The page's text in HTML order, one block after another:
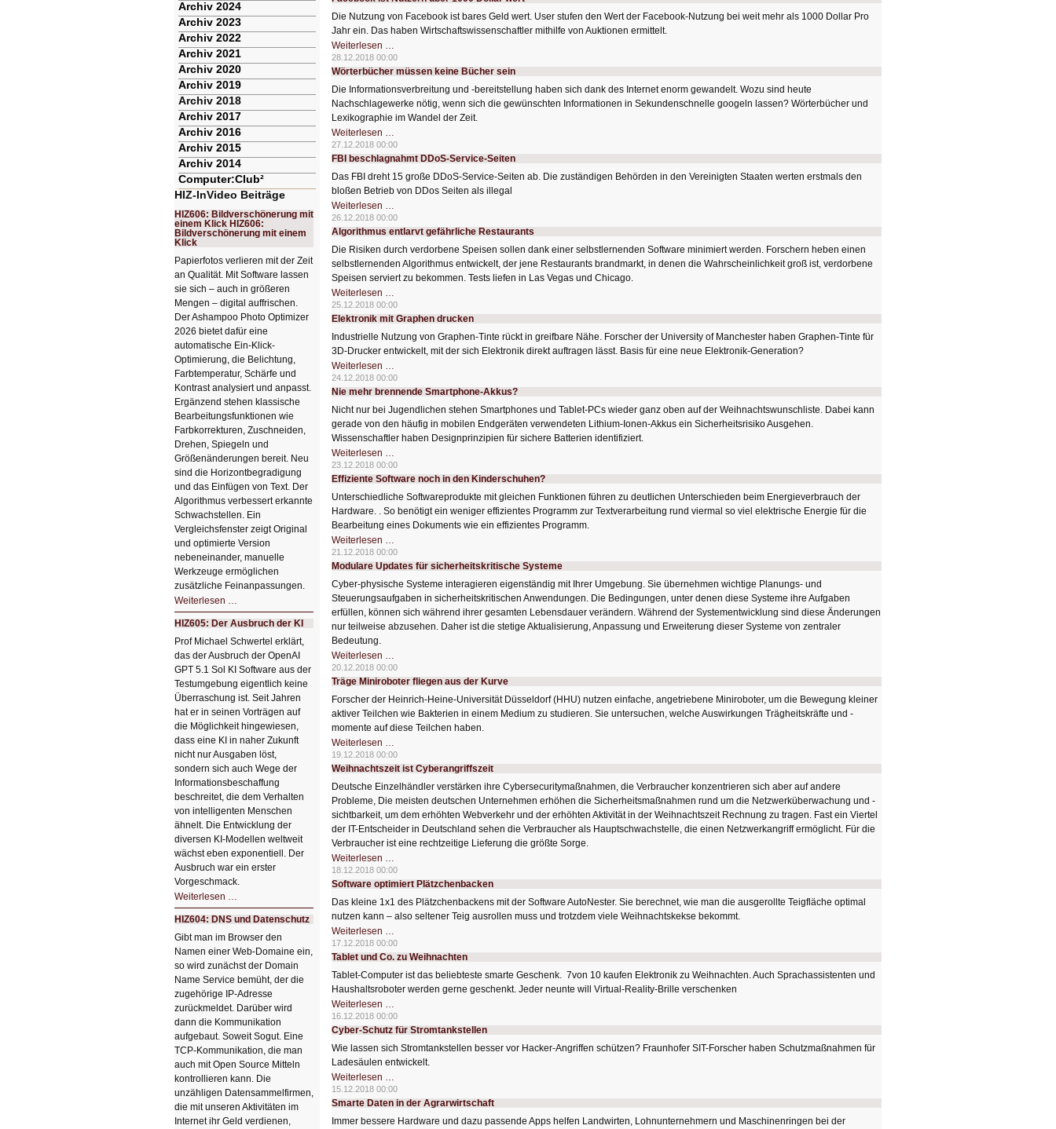
müssen
Die Nutzung von Facebook ist bares Geld wert. User stufen den Wert der Facebook-Nutzung bei weit mehr als 1000 Dollar Pro
Jahr ein. Das haben Wirtschaftswissenschaftler mithilfe von Auktionen ermittelt.
Weiterlesen …
ist
Nutzern
über
Dollar
wert
28.12.2018 00:00
Wörterbücher müssen keine Bücher sein
Die Informationsverbreitung und -bereitstellung haben sich dank des Internet enorm gewandelt. Wozu sind heute
Nachschlagewerke nötig, wenn sich die gewünschten Informationen in Sekundenschnelle googeln lassen? Wörterbücher und
Lexikographie im Wandel der Zeit.
Weiterlesen …
müssen
keine
Bücher
27.12.2018 00:00
FBI beschlagnahmt DDoS-Service-Seiten
Das FBI dreht 15 große DDoS-Service-Seiten ab. Die zuständigen Behörden in den Vereinigten Staaten werten erstmals den
bloßen Betrieb von DDos Seiten als illegal
Weiterlesen …
beschlagnahmt
DDoS-
Service-
26.12.2018 00:00
Algorithmus entlarvt gefährliche Restaurants
Die Risiken durch verdorbene Speisen sollen dank einer selbstlernenden Software minimiert werden. Forschern heben einen
selbstlernenden Algorithmus entwickelt, der jene Restaurants brandmarkt, in denen die Wahrscheinlichkeit groß ist, verdorbene
Speisen serviert zu bekommen. Tests liefen in Las Vegas und Chicago.
Weiterlesen …
entlarvt
gefährliche
Restaurants
25.12.2018 00:00
Elektronik mit Graphen drucken
Industrielle Nutzung von Graphen-Tinte rückt in greifbare Nähe. Forscher der University of Manchester haben Graphen-Tinte für
3D-Drucker entwickelt, mit der sich Elektronik direkt auftragen lässt. Basis für eine neue Elektronik-Generation?
Weiterlesen …
mit
Graphen
drucken
24.12.2018 00:00
Nie mehr brennende Smartphone-Akkus?
Nicht nur bei Jugendlichen stehen Smartphones und Tablet-PCs wieder ganz oben auf der Weihnachtswunschliste. Dabei kann
gerade von den häufig in mobilen Endgeräten verwendeten Lithium-Ionen-Akkus ein Sicherheitsrisiko Ausgehen.
Wissenschaftler haben Designprinzipien für sichere Batterien identifiziert.
Weiterlesen …
mehr
brennende
Smartphone-
23.12.2018 00:00
Effiziente Software noch in den Kinderschuhen?
Unterschiedliche Softwareprodukte mit gleichen Funktionen führen zu deutlichen Unterschieden beim Energieverbrauch der
Hardware. . So benötigt ein weniger effizientes Programm zur Textverarbeitung rund viermal so viel elektrische Energie für die
Bearbeitung eines Dokuments wie ein effizientes Programm.
Weiterlesen …
Software
noch
in
Kinderschuhen?
21.12.2018 00:00
Modulare Updates für sicherheitskritische Systeme
Cyber-physische Systeme interagieren eigenständig mit Ihrer Umgebung. Sie übernehmen wichtige Planungs- und
Steuerungsaufgaben in sicherheitskritischen Anwendungen. Die Bedingungen, unter denen diese Systeme ihre Aufgaben
erfüllen, können sich während ihrer gesamten Lebensdauer verändern. Während der Systementwicklung sind diese Änderungen
nur teilweise abzusehen. Daher ist die stetige Aktualisierung, Anpassung und Erweiterung dieser Systeme von zentraler
Bedeutung.
Weiterlesen …
Updates
für
sicherheitskritische
20.12.2018 00:00
Träge Miniroboter fliegen aus der Kurve
Forscher der Heinrich-Heine-Universität Düsseldorf (HHU) nutzen einfache, angetriebene Miniroboter, um die Bewegung kleiner
aktiver Teilchen wie Bakterien in einem Medium zu studieren. Sie untersuchen, welche Auswirkungen Trägheitskräfte und -
momente auf diese Teilchen haben.
Weiterlesen …
Miniroboter
fliegen
aus
Kurve
19.12.2018 00:00
Weihnachtszeit ist Cyberangriffszeit
Deutsche Einzelhändler verstärken ihre Cybersecuritymaßnahmen, die Verbraucher konzentrieren sich aber auf andere
Probleme, Die meisten deutschen Unternehmen erhöhen die Sicherheitsmaßnahmen rund um die Netzwerküberwachung und -
sichtbarkeit, um dem erhöhten Webverkehr und der erhöhten Aktivität in der Weihnachtszeit Rechnung zu tragen. Fast ein Viertel
der IT-Entscheider in Deutschland sehen die Verbraucher als Hauptschwachstelle, die einen Netzwerkangriff ermöglicht. Für die
Verbraucher ist eine rechtzeitige Lieferung die größte Sorge.
Weiterlesen …
ist
Cyberangriffszeit
18.12.2018 00:00
Software optimiert Plätzchenbacken
Das kleine 1x1 des Plätzchenbackens mit der Software AutoNester. Sie berechnet, wie man die ausgerollte Teigfläche optimal
nutzen kann – also seltener Teig ausrollen muss und trotzdem viele Weihnachtskekse bekommt.
Weiterlesen …
optimiert
Plätzchenbacken
17.12.2018 00:00
Tablet und Co. zu Weihnachten
Tablet-Computer ist das beliebteste smarte Geschenk. 7von 10 kaufen Elektronik zu Weihnachten. Auch Sprachassistenten und
Haushaltsroboter werden gerne geschenkt. Jeder neunte will Virtual-Reality-Brille verschenken
Weiterlesen …
und
Co.
zu
16.12.2018 00:00
Cyber-Schutz für Stromtankstellen
Wie lassen sich Stromtankstellen besser vor Hacker-Angriffen schützen? Fraunhofer SIT-Forscher haben Schutzmaßnahmen für
Ladesäulen entwickelt.
Weiterlesen …
Schutz
für
Stromtankstellen
15.12.2018 00:00
Smarte Daten in der Agrarwirtschaft
Immer bessere Hardware und dazu passende Apps helfen Landwirten, Lohnunternehmern und Maschinenringen bei der
Archiv 2024
Archiv 2023
Archiv 2022
Archiv 2021
Archiv 2020
Archiv 2019
Archiv 2018
Archiv 2017
Archiv 2016
Archiv 2015
Archiv 2014
Computer:Club²
HIZ-InVideo Beiträge
HIZ606: Bildverschönerung mit
einem Klick HIZ606:
Bildverschönerung mit einem
Klick
Papierfotos verlieren mit der Zeit
an Qualität. Mit Software lassen
sie sich – auch in größeren
Mengen – digital auffrischen.
Der Ashampoo Photo Optimizer
2026 bietet dafür eine
automatische Ein-Klick-
Optimierung, die Belichtung,
Farbtemperatur, Schärfe und
Kontrast analysiert und anpasst.
Ergänzend stehen klassische
Bearbeitungsfunktionen wie
Farbkorrekturen, Zuschneiden,
Drehen, Spiegeln und
Größenänderungen bereit. Neu
sind die Horizontbegradigung
und das Einfügen von Text. Der
Algorithmus verbessert erkannte
Schwachstellen. Ein
Vergleichsfenster zeigt Original
und optimierte Version
nebeneinander, manuelle
Werkzeuge ermöglichen
zusätzliche Feinanpassungen.
Weiterlesen …
Bildverschönerung
mit
einem
Klick
HIZ606:
Bildverschönerung
mit
einem
Klick
HIZ605: Der Ausbruch der KI
Prof Michael Schwertel erklärt,
das der Ausbruch der OpenAI
GPT 5.1 Sol KI Software aus der
Testumgebung eigentlich keine
Überraschung ist. Seit Jahren
hat er in seinen Vorträgen auf
die Möglichkeit hingewiesen,
dass eine KI in naher Zukunft
nicht nur Ausgaben löst,
sondern sich auch Wege der
Informationsbeschaffung
beschreitet, die dem Verhalten
von intelligenten Menschen
ähnelt. Die Entwicklung der
diversen KI-Modellen weltweit
wächst eben exponentiell. Der
Ausbruch war ein erster
Vorgeschmack.
Weiterlesen …
Der
Ausbruch
der
KI
HIZ604: DNS und Datenschutz
Gibt man im Browser den
Namen einer Web-Domaine ein,
so wird zunächst der Domain
Name Service bemüht, der die
zugehörige IP-Adresse
zurückmeldet. Darüber wird
dann die Kommunikation
aufgebaut. Soweit Sogut. Eine
TCP-Kommunikation, die man
auch mit Open Source Mitteln
kontrollieren kann. Die
unzähligen Datensammelfirmen,
die mit unseren Aktivitäten im
Internet ihr Geld verdienen,